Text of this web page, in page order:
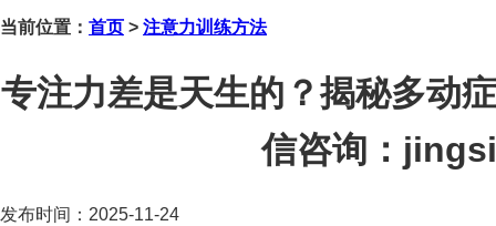
当前位置： 首页 > 注意力训练方法
专注力差是天生的？揭秘多动
信咨询：
发布时间：2025-11-24